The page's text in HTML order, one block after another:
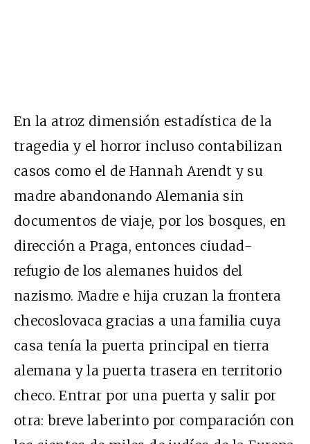
En la atroz dimensión estadística de la
tragedia y el horror incluso contabilizan
casos como el de Hannah Arendt y su
madre abandonando Alemania sin
documentos de viaje, por los bosques, en
dirección a Praga, entonces ciudad-
refugio de los alemanes huidos del
nazismo. Madre e hija cruzan la frontera
checoslovaca gracias a una familia cuya
casa tenía la puerta principal en tierra
alemana y la puerta trasera en territorio
checo. Entrar por una puerta y salir por
otra: breve laberinto por comparación con